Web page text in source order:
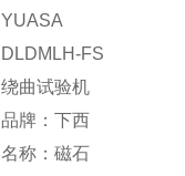
YUASA
DLDMLH-FS
绕曲试验机
品牌：下西
名称：磁石